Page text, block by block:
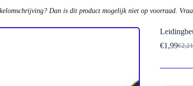
Dan is dit product mogelijk niet op voorraad.
€2,21
was:
€1,99
is: